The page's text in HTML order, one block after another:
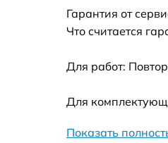
Корпусный
креплений,
Замена шнура
Ремонт/замена
Гарантия от
Что считается
Для работ:
Для
Показать